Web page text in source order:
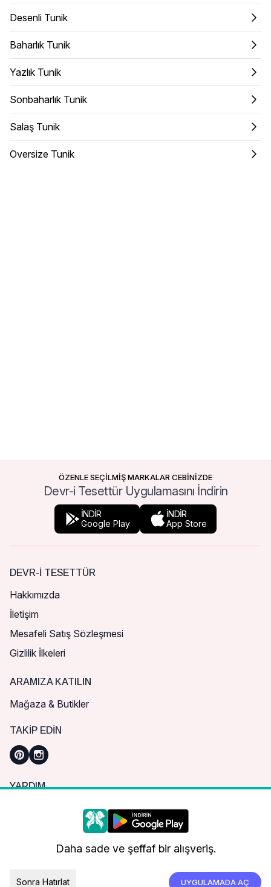
Desenli Tunik
Baharlık Tunik
Yazlık Tunik
Sonbaharlık Tunik
Salaş Tunik
Oversize Tunik
ÖZENLE SEÇİLMİŞ MARKALAR CEBİNİZDE
Devr-i Tesettür Uygulamasını İndirin
İNDİR
Google Play
İNDİR
App Store
DEVR-I TESETTÜR
Hakkımızda
İletişim
Mesafeli Satış Sözleşmesi
Gizlilik İlkeleri
ARAMIZA KATILIN
Mağaza & Butikler
TAKIP EDIN
YARDIM
Sık Sorulan Sorular
Nasıl Sipariş Verebilirim?
Kargo ve Teslimat
Daha iyi bir alışveriş deneyimi için çerezleri
kullanıyoruz.
Daha sade ve şeffaf bir alışveriş.
Sonra Hatırlat UYGULAMADA AÇ